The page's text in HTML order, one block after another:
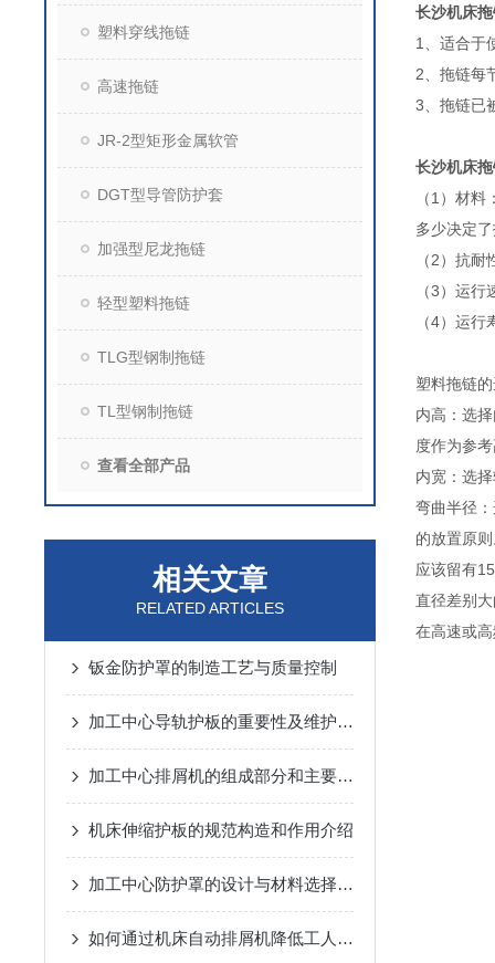
塑料穿线拖链
高速拖链
JR-2型矩形金属软管
DGT型导管防护套
加强型尼龙拖链
轻型塑料拖链
TLG型钢制拖链
TL型钢制拖链
查看全部产品
相关文章
RELATED ARTICLES
钣金防护罩的制造工艺与质量控制
加工中心导轨护板的重要性及维护方法
加工中心排屑机的组成部分和主要特性介绍
机床伸缩护板的规范构造和作用介绍
加工中心防护罩的设计与材料选择指南说明
如何通过机床自动排屑机降低工人劳动强度？
长沙机床
1、适合于
2、拖链每
3、拖链已
长沙机床
（1）材
多少决定
（2）抗
（3）运
（4）运
塑料拖
内高：选
度作为
内宽：选
弯曲半径
的放置
应该留有
直径差别
在高速或